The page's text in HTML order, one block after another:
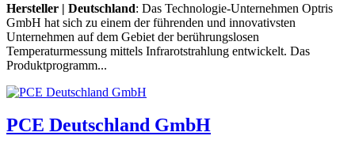
Hersteller | Deutschland: Das Technologie-Unternehmen Optris
GmbH hat sich zu einem der führenden und innovativsten
Unternehmen auf dem Gebiet der berührungslosen
Temperaturmessung mittels Infrarotstrahlung entwickelt. Das
Produktprogramm...
PCE Deutschland GmbH